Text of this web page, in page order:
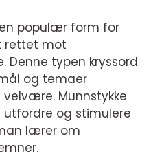
en populær form for
rettet mot
Denne typen kryssord
og temaer
velvære. Munnstykke
utfordre og stimulere
lærer om